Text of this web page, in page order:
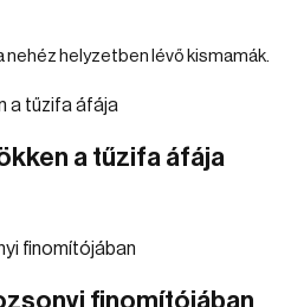
helyzetben lévő kismamák.
a tűzifa áfája
finomítójában